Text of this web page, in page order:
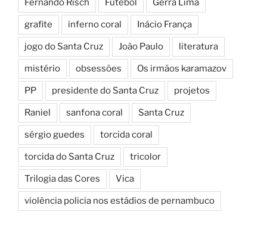
Fernando Risch Futebol Gerrá Lima
grafite inferno coral Inácio França
jogo do Santa Cruz João Paulo literatura
mistério obsessões Os irmãos karamazov
PP presidente do Santa Cruz projetos
Raniel sanfona coral Santa Cruz
sérgio guedes torcida coral
torcida do Santa Cruz tricolor
Trilogia das Cores Vica
violência policia nos estádios de pernambuco